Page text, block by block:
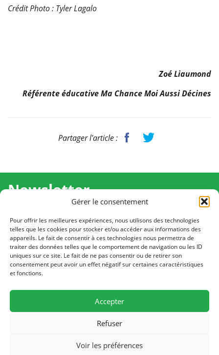
Gérer le consentement
Pour offrir les meilleures expériences, nous utilisons des technologies
telles que les cookies pour stocker et/ou accéder aux informations des
appareils. Le fait de consentir à ces technologies nous permettra de
traiter des données telles que le comportement de navigation ou les ID
uniques sur ce site. Le fait de ne pas consentir ou de retirer son
consentement peut avoir un effet négatif sur certaines caractéristiques
et fonctions.
Accepter
Refuser
Voir les préférences
Crédit Photo : Tyler Lagalo
Zoé Liaumond
Référente éducative Ma Chance Moi Aussi Décines
Partager l'article :
Newsletter
Recevez l'actualité de Ma Chance Moi Aussi pour en
savoir plus sur nos temps forts et nos résultats.
Cliquez pour vous inscrire